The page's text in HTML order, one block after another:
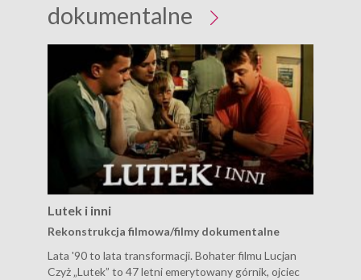
dokumentalne
Lutek i inni
Rekonstrukcja filmowa/filmy dokumentalne
Lata '90 to lata transformacji. Bohater filmu Lucjan
Czyż „Lutek” to 47 letni emerytowany górnik, ojciec